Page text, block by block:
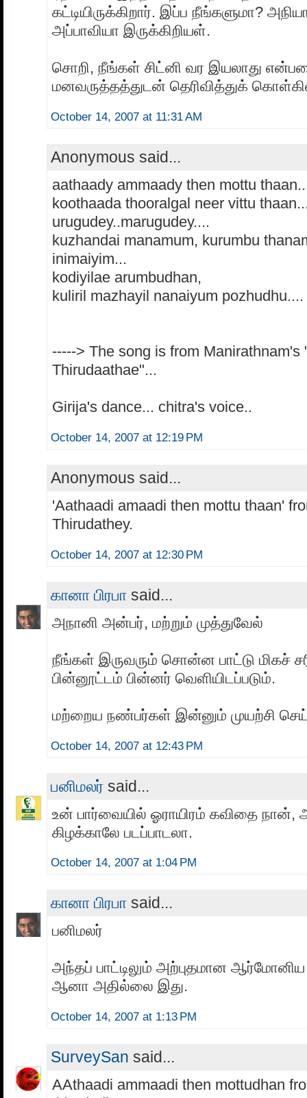
கட்டியிருக்கிறார். இப்ப நீங்களுமா?
அப்பாவியா இருக்கிறியள்.
சொறி, நீங்கள் சிட்னி வர இயலாது
மனவருத்தத்துடன் தெரிவித்துக்
October 14, 2007 at 11:31 AM
Anonymous said...
aathaady ammaady then mottu
koothaada thooralgal neer vittu
urugudey..marugudey....
kuzhandai manamum, kurumbu
inimaiyim...
kodiyilae arumbudhan,
kuliril mazhayil nanaiyum pozhudhu....
-----> The song is from Manirathnam's
Thirudaathae"...
Girija's dance... chitra's voice..
October 14, 2007 at 12:19 PM
Anonymous said...
'Aathaadi amaadi then mottu thaan'
Thirudathey.
October 14, 2007 at 12:30 PM
கானா பிரபா said...
அநானி அன்பர், மற்றும் முத்துவேல்
நீங்கள் இருவரும் சொன்ன பாட்டு மிகச்
பின்னூட்டம் பின்னர் வெளியிடப்படும்.
மற்றைய நண்பர்கள் இன்னும் முயற்சி
October 14, 2007 at 12:43 PM
பனிமலர் said...
உன் பார்வையில் ஓராயிரம் கவிதை
கிழக்காலே படப்பாடலா.
October 14, 2007 at 1:04 PM
கானா பிரபா said...
பனிமலர்
அந்தப் பாட்டிலும் அற்புதமான
ஆனா அதில்லை இது.
October 14, 2007 at 1:13 PM
SurveySan said...
AAthaadi ammaadi then mottudhan